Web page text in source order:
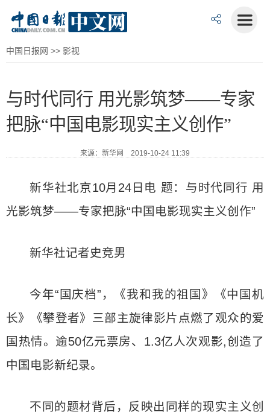
中国日报网 >> 影视
与时代同行 用光影筑梦——专家
把脉“中国电影现实主义创作”
来源：新华网 2019-10-24 11:39
新华社北京10月24日电 题：与时代同行 用
光影筑梦——专家把脉“中国电影现实主义创作”
新华社记者史竞男
今年“国庆档”，《我和我的祖国》《中国机
长》《攀登者》三部主旋律影片点燃了观众的爱
国热情。逾50亿元票房、1.3亿人次观影,创造了
中国电影新纪录。
不同的题材背后，反映出同样的现实主义创